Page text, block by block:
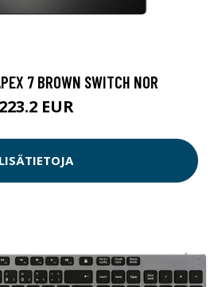
7 BROWN SWITCH NOR
223.2 EUR
LISÄTIETOJA